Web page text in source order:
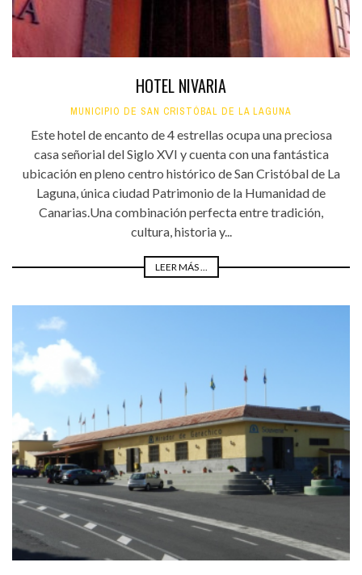
HOTEL NIVARIA
MUNICIPIO DE SAN CRISTÓBAL DE LA LAGUNA
Este hotel de encanto de 4 estrellas ocupa una preciosa
casa señorial del Siglo XVI y cuenta con una fantástica
ubicación en pleno centro histórico de San Cristóbal de La
Laguna, única ciudad Patrimonio de la Humanidad de
Canarias.Una combinación perfecta entre tradición,
cultura, historia y...
LEER MÁS ...